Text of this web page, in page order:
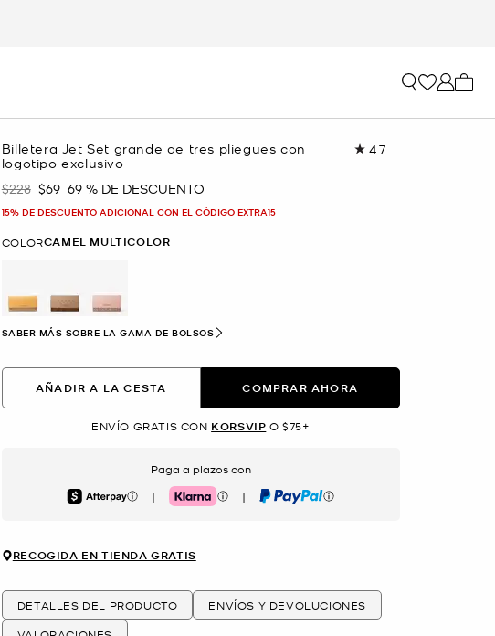
Billetera Jet Set grande de tres pliegues con
logotipo exclusivo
4.7
Era
$228 Ahora
$69 69 % DE DESCUENTO
15% DE DESCUENTO ADICIONAL CON EL CÓDIGO EXTRA15
COLORCAMEL MULTICOLOR
selected
SABER MÁS SOBRE LA GAMA DE BOLSOS
AÑADIR A LA CESTA COMPRAR AHORA
ENVÍO GRATIS CON KORSVIP O $75+
Paga a plazos con
Afterpay | Klarna | PayPal
RECOGIDA EN TIENDA GRATIS
DETALLES DEL PRODUCTO
ENVÍOS Y DEVOLUCIONES